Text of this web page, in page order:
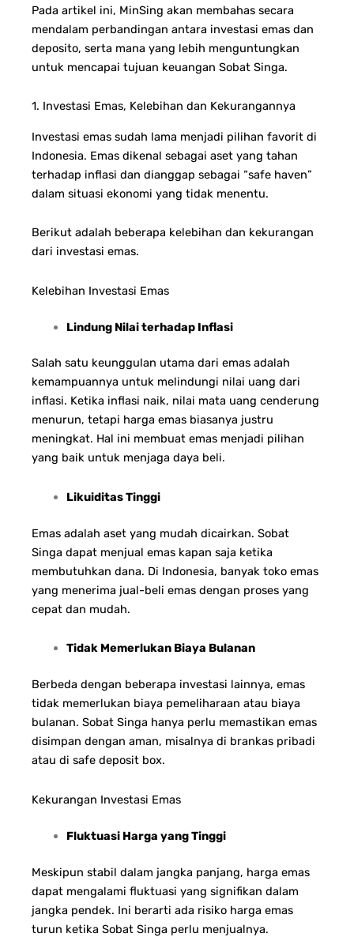
Pada artikel ini, MinSing akan membahas secara
mendalam perbandingan antara investasi emas dan
deposito, serta mana yang lebih menguntungkan
untuk mencapai tujuan keuangan Sobat Singa.
1. Investasi Emas, Kelebihan dan Kekurangannya
Investasi emas sudah lama menjadi pilihan favorit di
Indonesia. Emas dikenal sebagai aset yang tahan
terhadap inflasi dan dianggap sebagai “safe haven”
dalam situasi ekonomi yang tidak menentu.
Berikut adalah beberapa kelebihan dan kekurangan
dari investasi emas.
Kelebihan Investasi Emas
Lindung Nilai terhadap Inflasi
Salah satu keunggulan utama dari emas adalah
kemampuannya untuk melindungi nilai uang dari
inflasi. Ketika inflasi naik, nilai mata uang cenderung
menurun, tetapi harga emas biasanya justru
meningkat. Hal ini membuat emas menjadi pilihan
yang baik untuk menjaga daya beli.
Likuiditas Tinggi
Emas adalah aset yang mudah dicairkan. Sobat
Singa dapat menjual emas kapan saja ketika
membutuhkan dana. Di Indonesia, banyak toko emas
yang menerima jual-beli emas dengan proses yang
cepat dan mudah.
Tidak Memerlukan Biaya Bulanan
Berbeda dengan beberapa investasi lainnya, emas
tidak memerlukan biaya pemeliharaan atau biaya
bulanan. Sobat Singa hanya perlu memastikan emas
disimpan dengan aman, misalnya di brankas pribadi
atau di safe deposit box.
Kekurangan Investasi Emas
Fluktuasi Harga yang Tinggi
Meskipun stabil dalam jangka panjang, harga emas
dapat mengalami fluktuasi yang signifikan dalam
jangka pendek. Ini berarti ada risiko harga emas
turun ketika Sobat Singa perlu menjualnya.